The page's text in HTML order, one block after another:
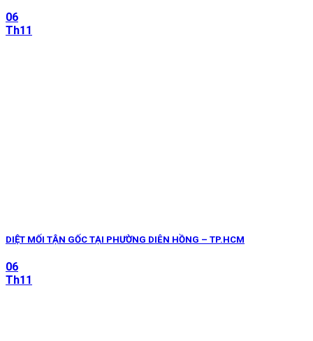
06
Th11
DIỆT MỐI TẬN GỐC TẠI PHƯỜNG DIÊN HỒNG – TP.HCM
06
Th11